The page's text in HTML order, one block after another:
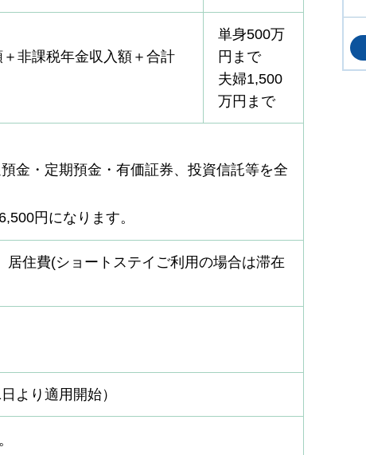
非課税年金収入額＋合計
単身500万
円まで
夫婦1,500
万円まで
金・定期預金・有価証券、投資信託等を全
円になります。
住費(ショートステイご利用の場合は滞在
より適用開始）